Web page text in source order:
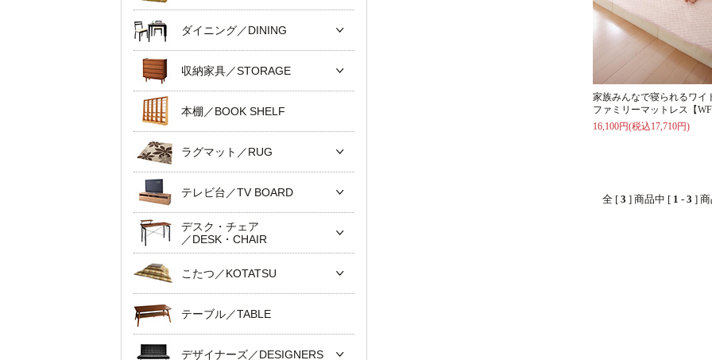
家族みんなで寝られるワイ
ファミリーマットレス【
16,100円(税込17,710円)
全 [ 3 ] 商品中 [ 1 - 3 ]
ダイニング／DINING
収納家具／STORAGE
本棚／BOOK SHELF
ラグマット／RUG
テレビ台／TV BOARD
デスク・チェア
／DESK・CHAIR
こたつ／KOTATSU
テーブル／TABLE
デザイナーズ／DESIGNERS